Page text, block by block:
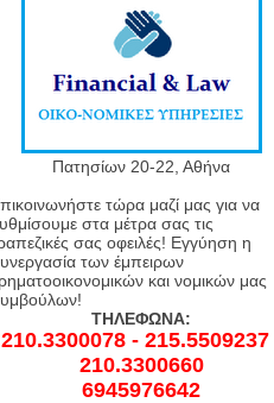
Πατησίων 20-22, Αθήνα
τώρα μαζί μας για να
στα μέτρα σας τις
σας οφειλές! Εγγύηση η
των έμπειρων
και νομικών μας
ΤΗΛΕΦΩΝΑ:
210.3300078 - 215.5509237
210.3300660
6945976642